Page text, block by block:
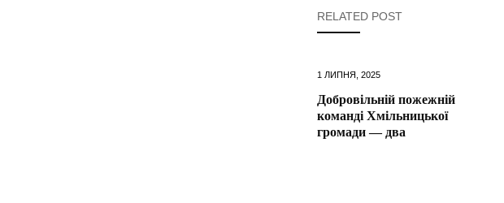
RELATED POST
1 ЛИПНЯ, 2025
Добровільній пожежній
команді Хмільницької
громади — два